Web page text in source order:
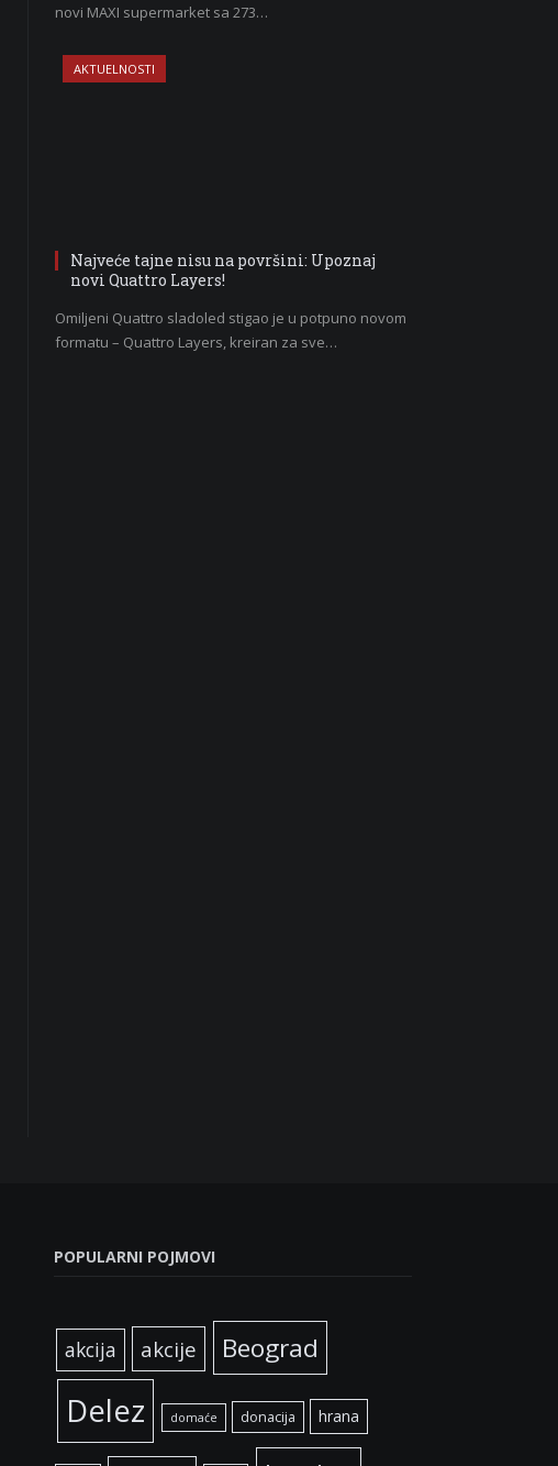
novi MAXI supermarket sa 273…
AKTUELNOSTI
Najveće tajne nisu na površini: Upoznaj
novi Quattro Layers!
Omiljeni Quattro sladoled stigao je u potpuno novom
formatu – Quattro Layers, kreiran za sve…
POPULARNI POJMOVI
akcija akcije Beograd
Delez domaće donacija hrana